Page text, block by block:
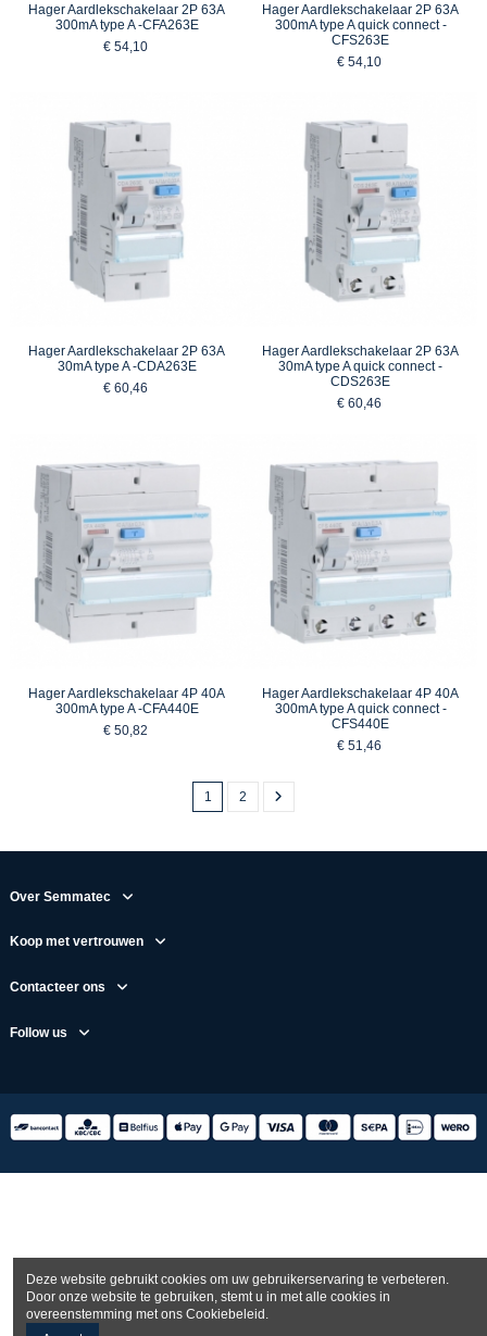
Hager Aardlekschakelaar 2P 63A
300mA type A -CFA263E
€ 54,10
Hager Aardlekschakelaar 2P 63A
300mA type A quick connect -
CFS263E
€ 54,10
Hager Aardlekschakelaar 2P 63A
30mA type A -CDA263E
€ 60,46
Hager Aardlekschakelaar 2P 63A
30mA type A quick connect -
CDS263E
€ 60,46
Hager Aardlekschakelaar 4P 40A
300mA type A -CFA440E
€ 50,82
Hager Aardlekschakelaar 4P 40A
300mA type A quick connect -
CFS440E
€ 51,46
1 2
Over Semmatec
Koop met vertrouwen
Contacteer ons
Follow us
Deze website gebruikt cookies om uw gebruikerservaring te verbeteren.
Door onze website te gebruiken, stemt u in met alle cookies in
overeenstemming met ons Cookiebeleid.